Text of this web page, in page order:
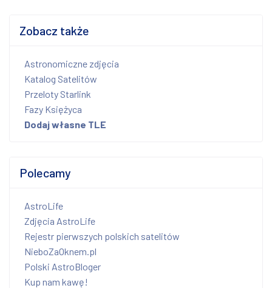
Zobacz także
Astronomiczne zdjęcia
Katalog Satelitów
Przeloty Starlink
Fazy Księżyca
Dodaj własne TLE
Polecamy
AstroLife
Zdjęcia AstroLife
Rejestr pierwszych polskich satelitów
NieboZaOknem.pl
Polski AstroBloger
Kup nam kawę!